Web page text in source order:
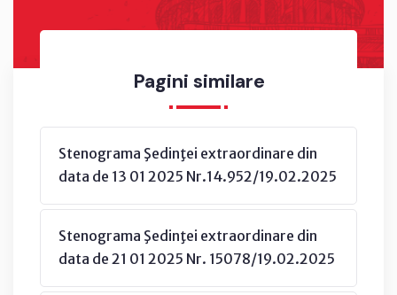
Pagini similare
Stenograma Şedinţei extraordinare din
data de 13 01 2025 Nr.14.952/19.02.2025
Stenograma Şedinţei extraordinare din
data de 21 01 2025 Nr. 15078/19.02.2025